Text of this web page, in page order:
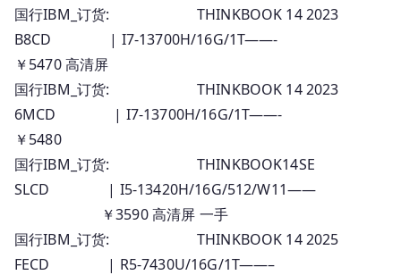
国行IBM_订货: THINKBOOK 14 2023
B8CD | I7-13700H/16G/1T——-
￥5470 高清屏
国行IBM_订货: THINKBOOK 14 2023
6MCD | I7-13700H/16G/1T——-
￥5480
国行IBM_订货: THINKBOOK14SE
SLCD | I5-13420H/16G/512/W11——
￥3590 高清屏 一手
国行IBM_订货: THINKBOOK 14 2025
FECD | R5-7430U/16G/1T——–